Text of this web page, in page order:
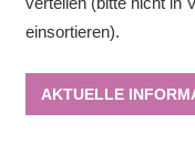
einsortieren).
AKTUELLE